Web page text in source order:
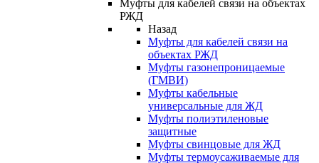
Муфты для кабелей связи на объектах
РЖД
Назад
Муфты для кабелей связи на
объектах РЖД
Муфты газонепроницаемые
(ГМВИ)
Муфты кабельные
универсальные для ЖД
Муфты полиэтиленовые
защитные
Муфты свинцовые для ЖД
Муфты термоусаживаемые для